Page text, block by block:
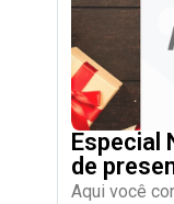
Especial
de
Aqui você